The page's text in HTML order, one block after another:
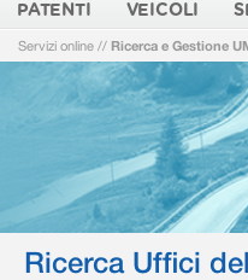
PATENTI VEICOLI
Servizi online // Ricerca e Gestione
Ricerca Uffici